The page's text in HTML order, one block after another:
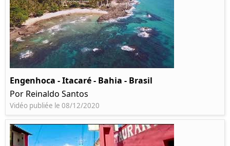
Engenhoca - Itacaré - Bahia - Brasil
Por Reinaldo Santos
Vidéo publiée le 08/12/2020